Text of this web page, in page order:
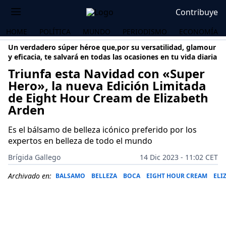
Contribuye
HOME POLÍTICA MUNDO PERIODISMO
ECONOMÍA
Un verdadero súper héroe que,por su versatilidad, glamour
y eficacia, te salvará en todas las ocasiones en tu vida diaria
Triunfa esta Navidad con «Super
Hero», la nueva Edición Limitada
de Eight Hour Cream de Elizabeth
Arden
Es el bálsamo de belleza icónico preferido por los
expertos en belleza de todo el mundo
Brígida Gallego
14 Dic 2023 - 11:02 CET
Archivado en: BALSAMO BELLEZA BOCA EIGHT HOUR CREAM